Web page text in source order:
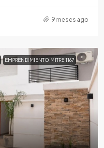
9 meses ago
EMPRENDIMIENTO MITRE 1167